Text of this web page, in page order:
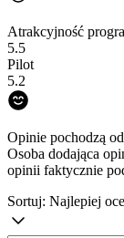
Atrakcyjność
5.5
Pilot
5.2
Opinie pochodzą
Osoba dodająca
opinii faktycznie
Sortuj: Najlepiej